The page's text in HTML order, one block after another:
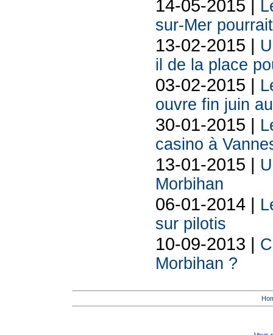
14-05-2015 |
sur-Mer
13-02-2015 |
il de la place
03-02-2015 |
ouvre fin juin
30-01-2015 |
casino à
13-01-2015 |
Morbihan
06-01-2014 |
sur pilotis
10-09-2013 |
Morbihan ?